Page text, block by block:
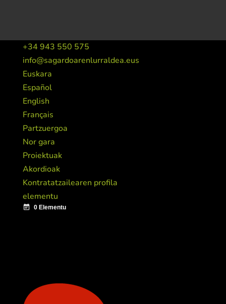
+34 943 550 575
info@sagardoarenlurraldea.eus
Euskara
Español
English
Français
Partzuergoa
Nor gara
Proiektuak
Akordioak
Kontratatzailearen profila
elementu